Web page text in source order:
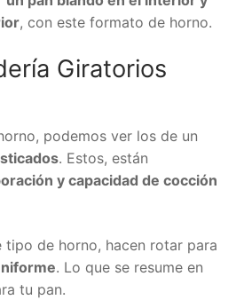
, con este formato de horno.
Giratorios
podemos ver los de un
. Estos, están
y capacidad de cocción
tipo de horno, hacen rotar para
. Lo que se resume en
tu pan.